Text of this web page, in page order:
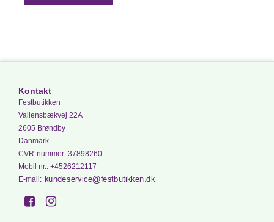
Kontakt
Festbutikken
Vallensbækvej 22A
2605 Brøndby
Danmark
CVR-nummer: 37898260
Mobil nr.: +4526212117
E-mail: